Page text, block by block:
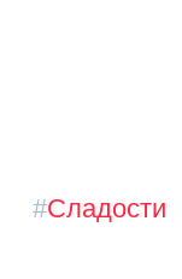
#Сладости